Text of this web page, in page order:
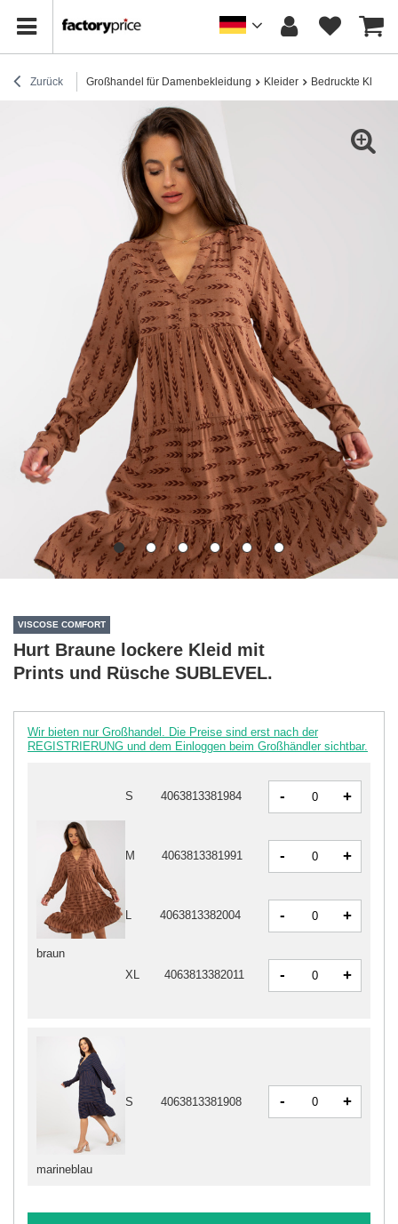
Zurück Großhandel für Damenbekleidung Kleider Bedruckte Kleider
VISCOSE COMFORT
Hurt Braune lockere Kleid mit
Prints und Rüsche SUBLEVEL.
Wir bieten nur Großhandel. Die Preise sind erst nach der
REGISTRIERUNG und dem Einloggen beim Großhändler sichtbar.
braun
S 4063813381984 - +
M 4063813381991 - +
L 4063813382004 - +
XL 4063813382011 - +
marineblau
S 4063813381908 - +